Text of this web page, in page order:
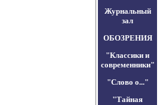
Журнальный
зал
ОБОЗРЕНИЯ
"Классики и
современники"
"Слово о..."
"Тайная